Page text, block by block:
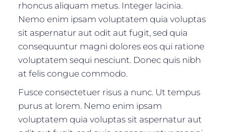
rhoncus aliquam metus. Integer lacinia.
Nemo enim ipsam voluptatem quia voluptas
sit aspernatur aut odit aut fugit, sed quia
consequuntur magni dolores eos qui ratione
voluptatem sequi nesciunt. Donec quis nibh
at felis congue commodo.
Fusce consectetuer risus a nunc. Ut tempus
purus at lorem. Nemo enim ipsam
voluptatem quia voluptas sit aspernatur aut